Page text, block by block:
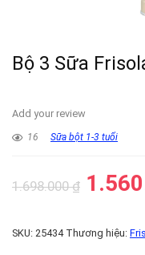
Bộ 3 Sữa
Add your review
16 Sữa bột 1-3 tuổi
1.698.000₫
SKU: 25434 Thương hiệu: